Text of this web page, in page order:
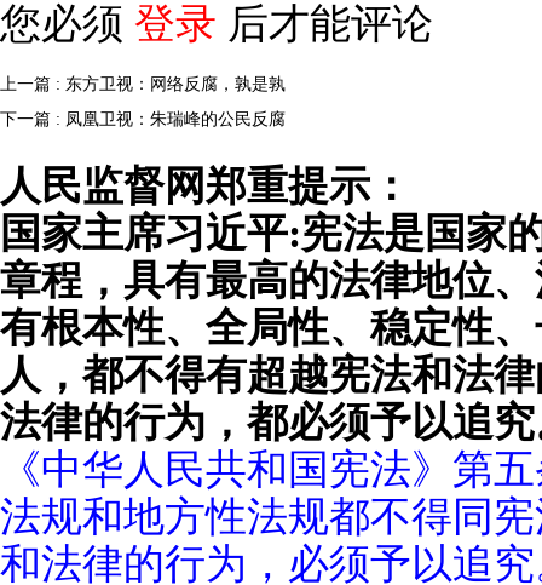
您必须 登录 后才能评论
上一篇 : 东方卫视：网络反腐，孰是孰
下一篇 : 凤凰卫视：朱瑞峰的公民反腐
人民监督网郑重提示：
国家主席习近平:宪法是国家
章程，具有最高的法律地位
有根本性、全局性、稳定性
人，都不得有超越宪法和法
法律的行为，都必须予以追
《中华人民共和国宪法》第
法规和地方性法规都不得同
和法律的行为，必须予以追